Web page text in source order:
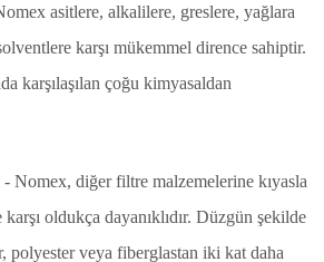
asitlere, alkalilere, greslere, yağlara
karşı mükemmel dirence sahiptir.
karşılaşılan çoğu kimyasaldan
Nomex, diğer filtre malzemelerine kıyasla
karşı oldukça dayanıklıdır. Düzgün şekilde
polyester veya fiberglastan iki kat daha